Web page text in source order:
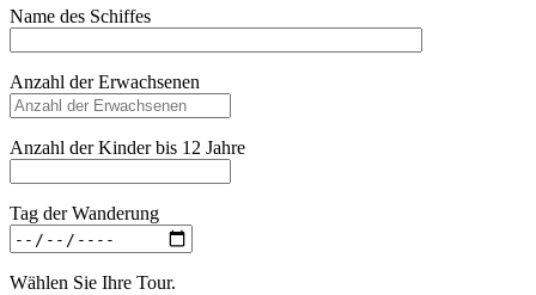
Name des Schiffes
Anzahl der Erwachsenen
Anzahl der Kinder bis 12 Jahre
Tag der Wanderung
Wählen Sie Ihre Tour.